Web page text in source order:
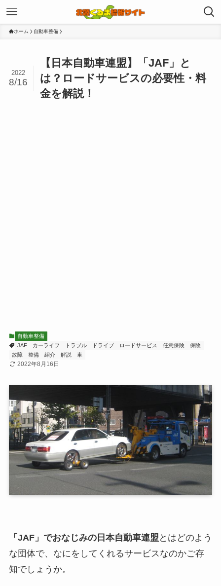
ホーム 自動車整備
【日本自動車連盟】「JAF」と
は？ロードサービスの必要性・料
金を解説！
2022
8/16
自動車整備
JAF
カーライフ トラブル ドライブ ロードサービス 任意保険
保険
故障
整備 紹介 解説 車
2022年8月16日
「JAF」でおなじみの日本自動車連盟 とはどのよう
な団体で、なにをしてくれるサービスなのかご存
知でしょうか。